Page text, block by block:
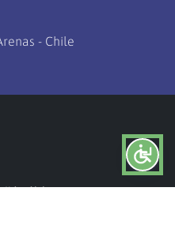
- Chile